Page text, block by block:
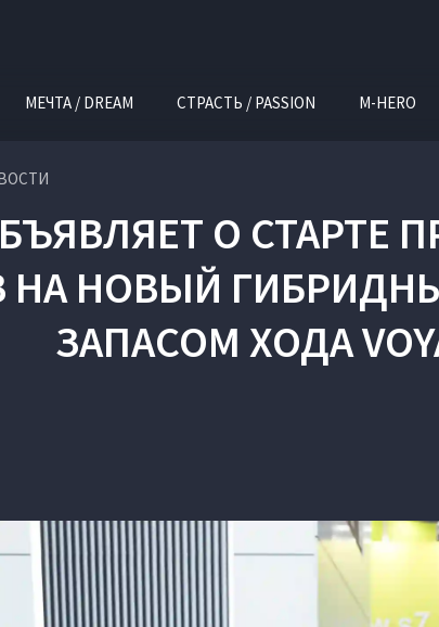
МЕЧТА / DREAM СТРАСТЬ / PASSION M-HERO
О
НА НОВЫЙ
ЗАПАСОМ ХОДА